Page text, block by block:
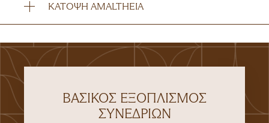
ΚΆΤΟΨΗ AMALTHEIA
ΒΑΣΙΚΌΣ ΕΞΟΠΛΙΣΜΌΣ
ΣΥΝΕΔΡΊΩΝ